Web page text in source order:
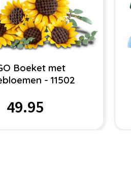
Boeket met
- 11502
49.95